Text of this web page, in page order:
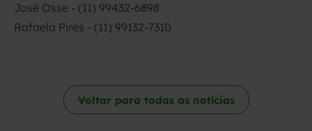
José Osse - (11) 99432-6898
Rafaela Pires - (11) 99132-7310
Voltar para todas as notícias